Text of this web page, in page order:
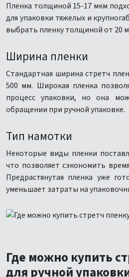
Пленка толщиной 15-17 мкм
для упаковки тяжелых и
выбрать пленку толщиной от 20
Ширина пленки
Стандартная ширина стретч
500 мм. Широкая пленка
процесс упаковки, но она
обращении при ручной упаковке.
Тип намотки
Некоторые виды пленки
что позволяет сэкономить
Предрастянутая пленка уже
уменьшает затраты на
Где можно купить
для ручной